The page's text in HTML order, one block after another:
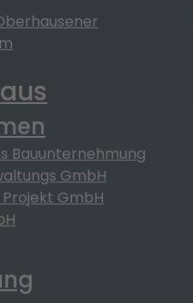
Bauunternehmung
GmbH
GmbH